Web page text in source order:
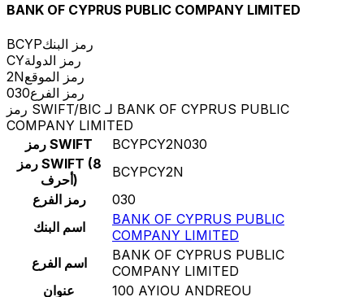
BANK OF CYPRUS PUBLIC COMPANY LIMITED
BCYPرمز البنك
CYرمز الدولة
2Nرمز الموقع
030رمز الفرع
رمز SWIFT/BIC لـ BANK OF CYPRUS PUBLIC
COMPANY LIMITED
رمز SWIFT
BCYPCY2N030
رمز SWIFT (8
أحرف)
BCYPCY2N
رمز الفرع
030
اسم البنك
BANK OF CYPRUS PUBLIC
COMPANY LIMITED
اسم الفرع
BANK OF CYPRUS PUBLIC
COMPANY LIMITED
عنوان
100 AYIOU ANDREOU